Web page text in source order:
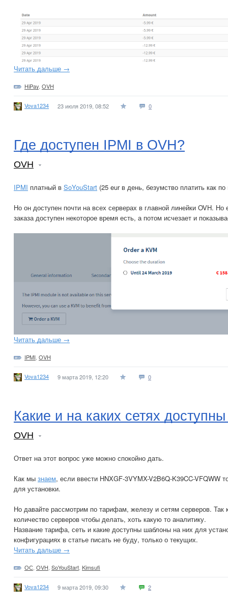
Читать дальше →
HiPay OVH
Vova1234 23 июля 2019, 08:52 0
Где доступен IPMI в OVH?
OVH
IPMI платный в SoYouStart (25 eur в день, безумство платить как
Но он доступен почти на всех серверах в главной линейки OVH. Но
заказа доступен некоторое время есть, а потом исчезает и
Читать дальше →
IPMI OVH
Vova1234 9 марта 2019, 12:20 0
Какие и на каких сетях
OVH
Ответ на этот вопрос уже можно спокойно дать.
Как мы знаем, если ввести HNXGF-3VYMX-V2B6Q-K39CC-VFQWW
для установки.
Но давайте рассмотрим по тарифам, железу и сетям серверов. Так
количество серверов чтобы делать, хоть какую то аналитику.
Название тарифа, сеть и какие доступны шаблоны на них для
конфигурациях в статье писать не буду, только о текущих.
Читать дальше →
ОС OVH SoYouStart Kimsufi
Vova1234 9 марта 2019, 09:30 2